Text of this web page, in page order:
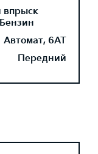
впрыск
Автомат, 6AT
Передний